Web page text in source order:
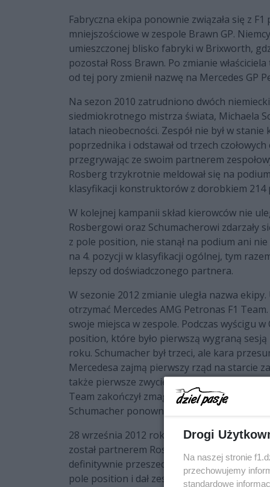
Fabryczna ekipa ponownie związała się z
mniejszościowe w zespole Brawn GP.
umieszczonej blisko fabryki w Brixworth,
pozostał Ross Brawn. Po zmianie
od tej pory zmienił nazwę na Mercedes GP
Na sezon 2010 zatrudniono dwóch
siedmiokrotnego mistrza świata, Michaela
latach nieobecności. Zespół nie był w
poprzednika i odstawał od trzech
przegrywając ze swoim partnerem
Rosberg trzykrotnie meldował się na
klasyfikacji konstruktorów z dorobkiem 214
W kolejnej kampanii skład kierowców nie
Rosbergowi oraz Schumacherowi zdarzały
z pole position, nie stanął na podium ani
na 4. pozycji w klasyfikacji ogólnej, tym
lepszy od doświadczonego partnera.
W sezonie 2012 zmianie uległa nazwa
otrzymać Mercedes AMG Petronas F1
swoje miejsca w zespole. Podczas wyścigu
position, które było pierwszą wygraną
roku. Schumacher był trzeci, ale kara
Mercedesa zajmą pierwszy rząd na starcie
także pierwsze zwycięstwo po 57 latach,
Team zakończył zmagania na 5. lokacie w
Schumacher ponownie uległ swojemu
28 września 2012 roku ogłoszono, że Lewis
został partnerem Rosberga od sezonu
definitywnie przeszedł na emeryturę.
pole position i dał zespołowi pierwszą
Drogi
Na naszej stronie
przechowujemy
standardowe